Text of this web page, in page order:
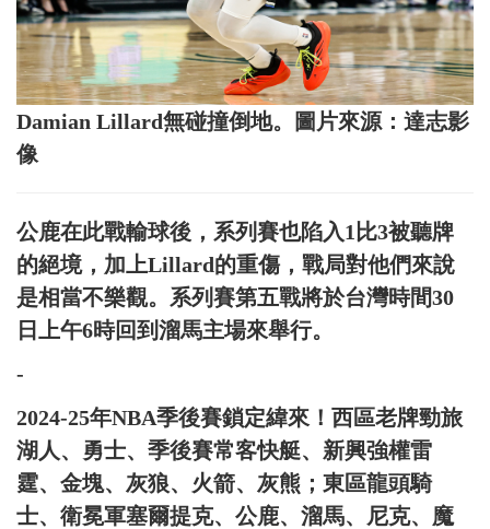
Damian Lillard無碰撞倒地。圖片來源：達志影
像
公鹿在此戰輸球後，系列賽也陷入1比3被聽牌
的絕境，加上Lillard的重傷，戰局對他們來說
是相當不樂觀。系列賽第五戰將於台灣時間30
日上午6時回到溜馬主場來舉行。
-
2024-25年NBA季後賽鎖定緯來！西區老牌勁旅
湖人、勇士、季後賽常客快艇、新興強權雷
霆、金塊、灰狼、火箭、灰熊；東區龍頭騎
士、衛冕軍塞爾提克、公鹿、溜馬、尼克、魔